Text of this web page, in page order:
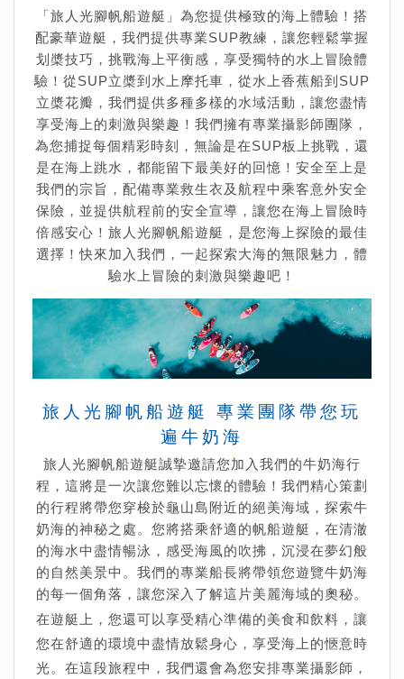
「旅人光腳帆船遊艇」為您提供極致的海上體驗！搭
配豪華遊艇，我們提供專業SUP教練，讓您輕鬆掌握
划槳技巧，挑戰海上平衡感，享受獨特的水上冒險體
驗！從SUP立槳到水上摩托車，從水上香蕉船到SUP
立槳花瓣，我們提供多種多樣的水域活動，讓您盡情
享受海上的刺激與樂趣！我們擁有專業攝影師團隊，
為您捕捉每個精彩時刻，無論是在SUP板上挑戰，還
是在海上跳水，都能留下最美好的回憶！安全至上是
我們的宗旨，配備專業救生衣及航程中乘客意外安全
保險，並提供航程前的安全宣導，讓您在海上冒險時
倍感安心！旅人光腳帆船遊艇，是您海上探險的最佳
選擇！快來加入我們，一起探索大海的無限魅力，體
驗水上冒險的刺激與樂趣吧！
旅人光腳帆船遊艇 專業團隊帶您玩
遍牛奶海
旅人光腳帆船遊艇誠摯邀請您加入我們的牛奶海行
程，這將是一次讓您難以忘懷的體驗！我們精心策劃
的行程將帶您穿梭於龜山島附近的絕美海域，探索牛
奶海的神秘之處。您將搭乘舒適的帆船遊艇，在清澈
的海水中盡情暢泳，感受海風的吹拂，沉浸在夢幻般
的自然美景中。我們的專業船長將帶領您遊覽牛奶海
的每一個角落，讓您深入了解這片美麗海域的奧秘。
在遊艇上，您還可以享受精心準備的美食和飲料，讓
您在舒適的環境中盡情放鬆身心，享受海上的愜意時
光。在這段旅程中，我們還會為您安排專業攝影師，